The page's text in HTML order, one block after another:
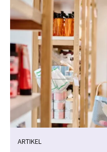
ARTIKEL